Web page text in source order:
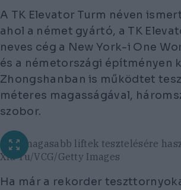
A TK Elevator Turm néven
ahol a német gyártó, a TK
neves cég a New York-i One
és a németországi építményen
Zhongshanban is működtet
méteres magasságával,
szobor.
A legmagasabb liftek tesztelésére
Xia Yu/VCG/Getty Images
Ha már a rekorder